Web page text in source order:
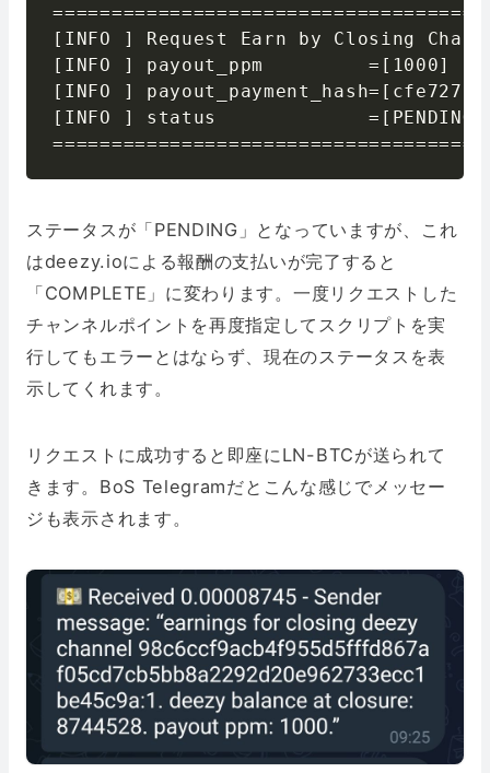
[INFO ] Request Earn by Closing
[INFO ] payout_ppm         =[1000]
[INFO ]
[INFO ] status             =[PENDING]
ステータスが「PENDING」となっていますが、これ
はdeezy.ioによる報酬の支払いが完了すると
「COMPLETE」に変わります。一度リクエストした
チャンネルポイントを再度指定してスクリプトを実
行してもエラーとはならず、現在のステータスを表
示してくれます。
リクエストに成功すると即座にLN-BTCが送られて
きます。BoS Telegramだとこんな感じでメッセー
ジも表示されます。